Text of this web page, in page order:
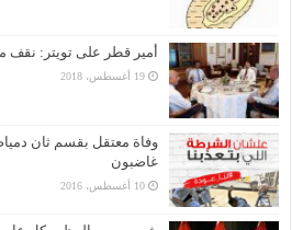
أمير قطر على تويتر: نقف
19 أغسطس، 2018
وفاة معتقل بقسم ثان
غاضبون
10 أغسطس، 2016